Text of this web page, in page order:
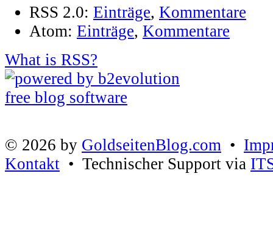
RSS 2.0: Einträge, Kommentare
Atom: Einträge, Kommentare
What is RSS?
© 2026 by GoldseitenBlog.com •
Kontakt • Technischer Support via